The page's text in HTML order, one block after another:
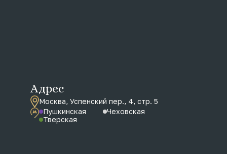
Адрес
Москва, Успенский пер., 4, стр. 5
Пушкинская
Чеховская
Тверская